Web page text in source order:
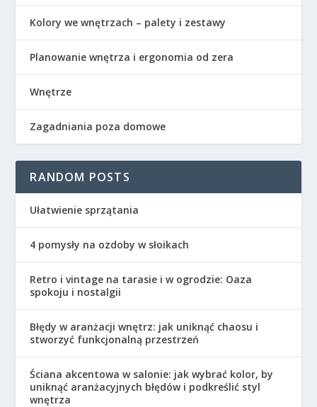
Kolory we wnętrzach – palety i zestawy
Planowanie wnętrza i ergonomia od zera
Wnętrze
Zagadniania poza domowe
RANDOM POSTS
Ułatwienie sprzątania
4 pomysły na ozdoby w słoikach
Retro i vintage na tarasie i w ogrodzie: Oaza
spokoju i nostalgii
Błędy w aranżacji wnętrz: jak uniknąć chaosu i
stworzyć funkcjonalną przestrzeń
Ściana akcentowa w salonie: jak wybrać kolor, by
uniknąć aranżacyjnych błędów i podkreślić styl
wnętrza